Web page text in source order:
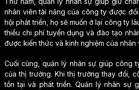
nhân viên tài năng của công ty được
hội phát triển, họ sẽ muốn ở lại công ty
thiểu chi phí tuyển dụng và đào tạo
được kiến ​​thức và kinh nghiệm của nhân
Cuối cùng, quản lý nhân sự giúp công
của thị trường. Khi thị trường thay đổi,
tồn tại và phát triển. Quản lý nhân sự